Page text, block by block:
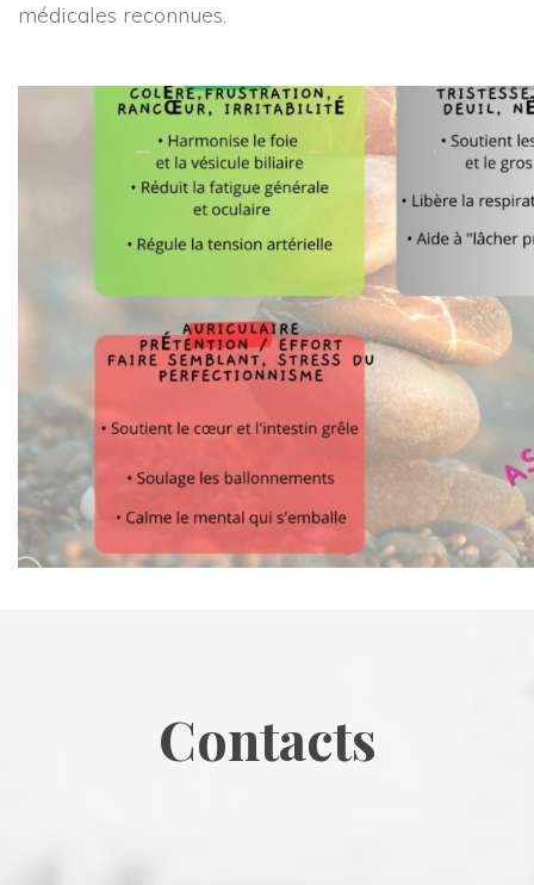
médicales reconnues.
Contact